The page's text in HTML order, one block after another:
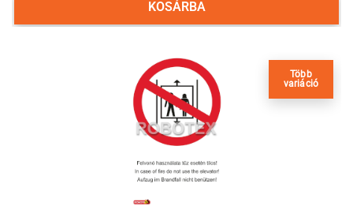
KOSÁRBA
Több
variáció